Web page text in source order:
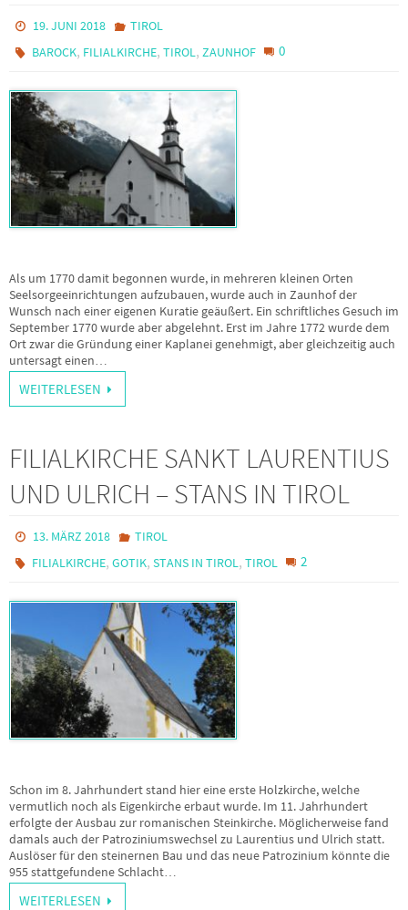
19. JUNI 2018
TIROL
BAROCK, FILIALKIRCHE,TIROL, ZAUNHOF 0
Als um 1770 damit begonnen wurde, in mehreren kleinen Orten
Seelsorgeeinrichtungen aufzubauen, wurde auch in Zaunhof der
Wunsch nach einer eigenen Kuratie geäußert. Ein schriftliches Gesuch im
September 1770 wurde aber abgelehnt. Erst im Jahre 1772 wurde dem
Ort zwar die Gründung einer Kaplanei genehmigt, aber gleichzeitig auch
untersagt einen…
WEITERLESEN
FILIALKIRCHE SANKT LAURENTIUS
UND ULRICH – STANS IN TIROL
13. MÄRZ 2018
TIROL
FILIALKIRCHE,GOTIK,STANS IN TIROL,TIROL 2
Schon im 8. Jahrhundert stand hier eine erste Holzkirche, welche
vermutlich noch als Eigenkirche erbaut wurde. Im 11. Jahrhundert
erfolgte der Ausbau zur romanischen Steinkirche. Möglicherweise fand
damals auch der Patroziniumswechsel zu Laurentius und Ulrich statt.
Auslöser für den steinernen Bau und das neue Patrozinium könnte die
955 stattgefundene Schlacht…
WEITERLESEN